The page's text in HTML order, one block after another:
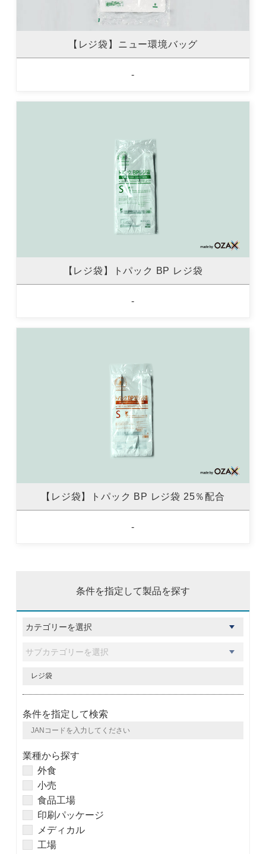
【レジ袋】ニュー環境バッグ
-
【レジ袋】トパック BP レジ袋
-
【レジ袋】トパック BP レジ袋 25％配合
-
条件を指定して製品を探す
条件を指定して検索
業種から探す
外食
小売
食品工場
印刷パッケージ
メディカル
工場